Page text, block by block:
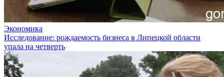
Экономика
Исследование: рождаемость бизнеса в Липецкой области
упала на четверть